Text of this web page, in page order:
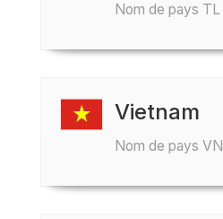
Nom de pays TL
Vietnam
Nom de pays VN